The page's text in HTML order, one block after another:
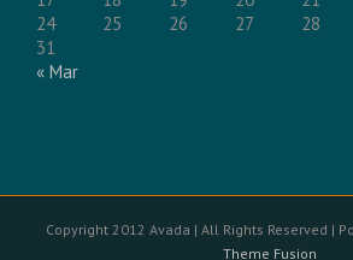
24
25 26 27 28
31
« Mar
Copyright 2012 Avada | All Rights Reserved |
Theme Fusion